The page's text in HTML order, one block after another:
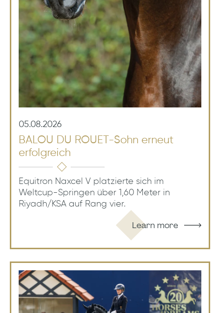
05.08.2026
BALOU DU ROUET-Sohn erneut
erfolgreich
Equitron Naxcel V platzierte sich im
Weltcup-Springen über 1,60 Meter in
Riyadh/KSA auf Rang vier.
Learn more